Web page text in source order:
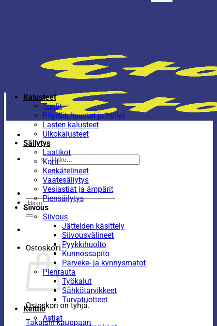
Etsi:
Etsi:
Ostoskori
Ostoskori on tyhjä.
Takaisin kauppaan
Kalusteet
Tuolit
Pöydät, lipastot ja hyllyt
Lasten kalusteet
Ulkokalusteet
Säilytys
Laatikot
Korit
Kenkätelineet
Vaatesäilytys
Vesiastiat ja ämpärit
Piensäilytys
Siivous
Siivous
Jätteiden käsittely
Siivousvälineet
Pyykkihuolto
Kunnossapito
Parveke- ja kynnysmatot
Pienrauta
Työkalut
Sähkötarvikkeet
Turvatuotteet
Keittiö
Astiat